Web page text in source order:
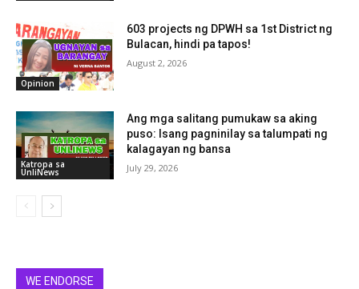
Opinion
603 projects ng DPWH sa 1st District ng
Bulacan, hindi pa tapos!
August 2, 2026
Katropa sa
UnliNews
Ang mga salitang pumukaw sa aking
puso: Isang pagninilay sa talumpati ng
kalagayan ng bansa
July 29, 2026
WE ENDORSE